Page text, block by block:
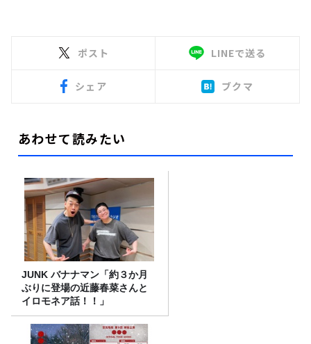
ポスト LINEで送る
シェア ブクマ
あわせて読みたい
JUNK バナナマン「約３か月
ぶりに登場の近藤春菜さんと
イロモネア話！！」